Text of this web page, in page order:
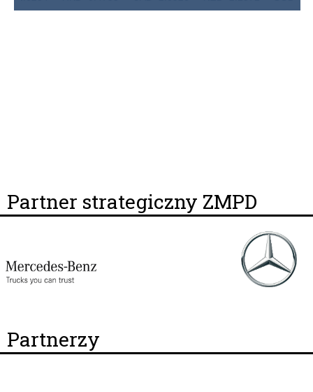
Partner strategiczny ZMPD
Partnerzy